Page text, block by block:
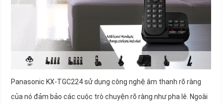
Panasonic KX-TGC224 sử dụng công nghệ âm thanh rõ ràng
của nó đảm bảo các cuộc trò chuyện rõ ràng như pha lê. Ngoài